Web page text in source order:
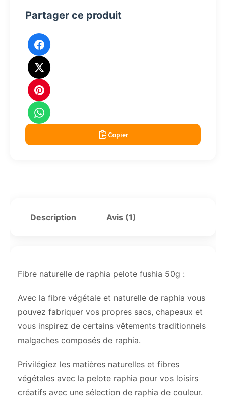
Partager ce produit
Copier
Description Avis (1)
Fibre naturelle de raphia pelote fushia 50g :
Avec la fibre végétale et naturelle de raphia vous
pouvez fabriquer vos propres sacs, chapeaux et
vous inspirez de certains vêtements traditionnels
malgaches composés de raphia.
Privilégiez les matières naturelles et fibres
végétales avec la pelote raphia pour vos loisirs
créatifs avec une sélection de raphia de couleur.